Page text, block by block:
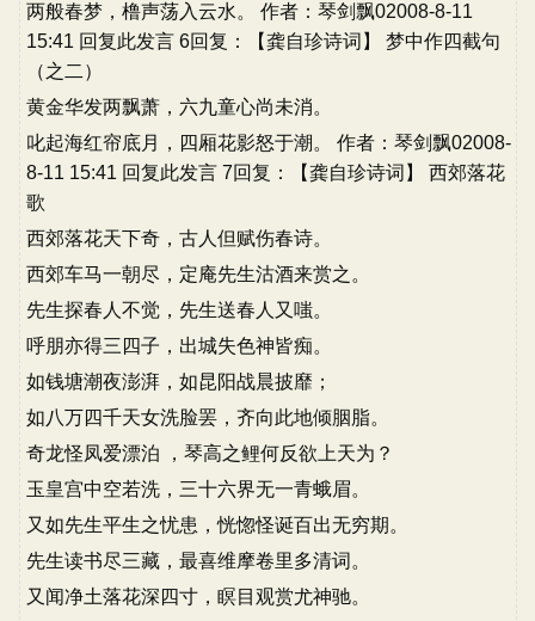
两般春梦，橹声荡入云水。 作者：琴剑飘02008-8-11
15:41 回复此发言 6回复：【龚自珍诗词】 梦中作四截句
（之二）
黄金华发两飘萧，六九童心尚未消。
叱起海红帘底月，四厢花影怒于潮。 作者：琴剑飘02008-
8-11 15:41 回复此发言 7回复：【龚自珍诗词】 西郊落花
歌
西郊落花天下奇，古人但赋伤春诗。
西郊车马一朝尽，定庵先生沽酒来赏之。
先生探春人不觉，先生送春人又嗤。
呼朋亦得三四子，出城失色神皆痴。
如钱塘潮夜澎湃，如昆阳战晨披靡；
如八万四千天女洗脸罢，齐向此地倾胭脂。
奇龙怪凤爱漂泊 ，琴高之鲤何反欲上天为？
玉皇宫中空若洗，三十六界无一青蛾眉。
又如先生平生之忧患，恍惚怪诞百出无穷期。
先生读书尽三藏，最喜维摩卷里多清词。
又闻净土落花深四寸，瞑目观赏尤神驰。